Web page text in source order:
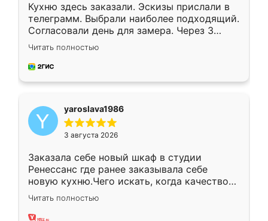
Кухню здесь заказали. Эскизы прислали в
телеграмм. Выбрали наиболее подходящий.
Согласовали день для замера. Через 3
недели кухня была уже готова. Остались
довольны работой. Спасибо Ренессанс
мебель за качественную работу!
Читать полностью
yaroslava1986
3 августа 2026
Заказала себе новый шкаф в студии
Ренессанс где ранее заказывала себе
новую кухню.Чего искать, когда качеством
вполне довольна. Служит кухня уже почти
два года, нареканий нет.
Читать полностью